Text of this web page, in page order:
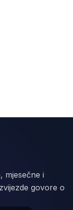
mjesečne i
govore o